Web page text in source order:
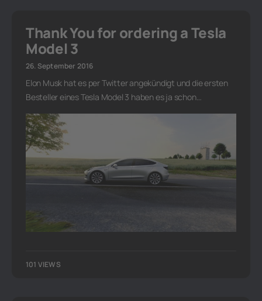
Thank You for ordering a Tesla
Model 3
26. September 2016
Elon Musk hat es per Twitter angekündigt und die ersten
Besteller eines Tesla Model 3 haben es ja schon…
101 VIEWS